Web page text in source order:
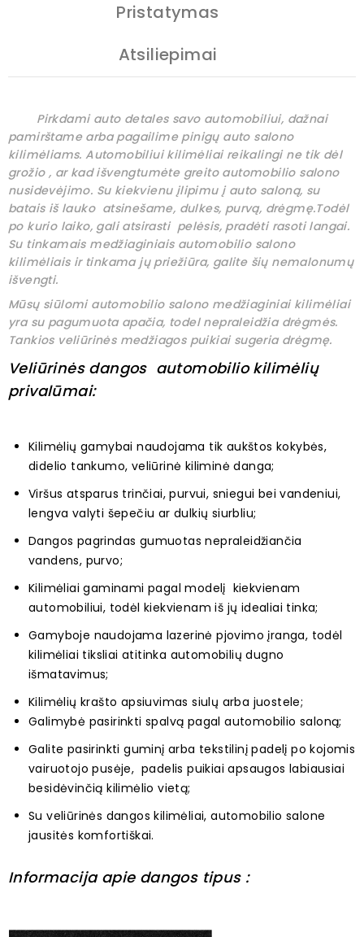
Pristatymas
Atsiliepimai
Pirkdami auto detales savo automobiliui, dažnai
pamirštame arba pagailime pinigų auto salono
kilimėliams. Automobiliui kilimėliai reikalingi ne tik dėl
grožio , ar kad išvengtumėte greito automobilio salono
nusidevėjimo. Su kiekvienu įlipimu į auto saloną, su
batais iš lauko atsinešame, dulkes, purvą, drėgmę.Todėl
po kurio laiko, gali atsirasti pelėsis, pradėti rasoti langai.
Su tinkamais medžiaginiais automobilio salono
kilimėliais ir tinkama jų priežiūra, galite šių nemalonumų
išvengti.
Mūsų siūlomi automobilio salono medžiaginiai kilimėliai
yra su pagumuota apačia, todel nepraleidžia drėgmės.
Tankios veliūrinės medžiagos puikiai sugeria drėgmę.
Veliūrinės dangos automobilio kilimėlių
privalūmai:
Kilimėlių gamybai naudojama tik aukštos kokybės,
didelio tankumo, veliūrinė kiliminė danga;
Viršus atsparus trinčiai, purvui, sniegui bei vandeniui,
lengva valyti šepečiu ar dulkių siurbliu;
Dangos pagrindas gumuotas nepraleidžiančia
vandens, purvo;
Kilimėliai gaminami pagal modelį kiekvienam
automobiliui, todėl kiekvienam iš jų idealiai tinka;
Gamyboje naudojama lazerinė pjovimo įranga, todėl
kilimėliai tiksliai atitinka automobilių dugno
išmatavimus;
Kilimėlių krašto apsiuvimas siulų arba juostele;
Galimybė pasirinkti spalvą pagal automobilio saloną;
Galite pasirinkti guminį arba tekstilinį padelį po kojomis
vairuotojo pusėje, padelis puikiai apsaugos labiausiai
besidėvinčią kilimėlio vietą;
Su veliūrinės dangos kilimėliai, automobilio salone
jausitės komfortiškai.
Informacija apie dangos tipus :